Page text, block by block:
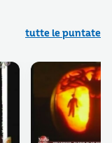
tutte le puntate